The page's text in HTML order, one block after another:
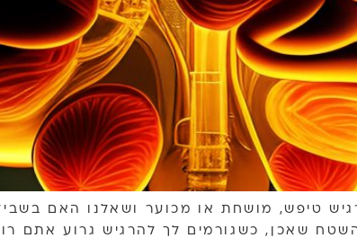
טיפש, מושחת או מכוער ושאלנו האם
שאכן, כשגורמים לך להרגיש גרוע אתם